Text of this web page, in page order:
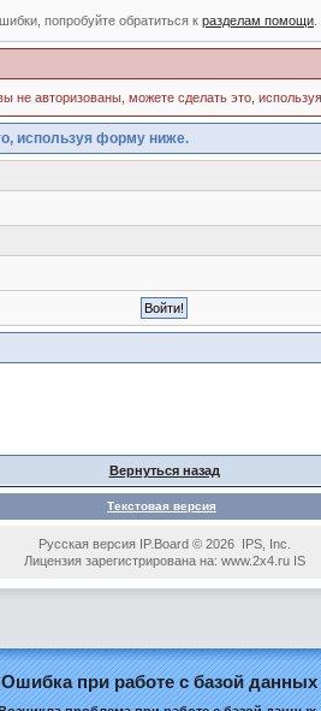
попробуйте обратиться к разделам помощи
не авторизованы, можете сделать это,
используя форму ниже.
Вернуться назад
Текстовая версия
Русская версия IP.Board © 2026 IPS, Inc.
Лицензия зарегистрирована на: www.2x4.ru IS
Ошибка при работе с базой данных